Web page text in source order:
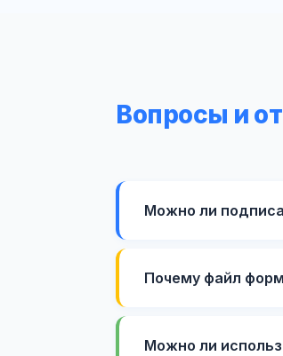
Вопросы и
Можно ли
Почему файл
Можно ли